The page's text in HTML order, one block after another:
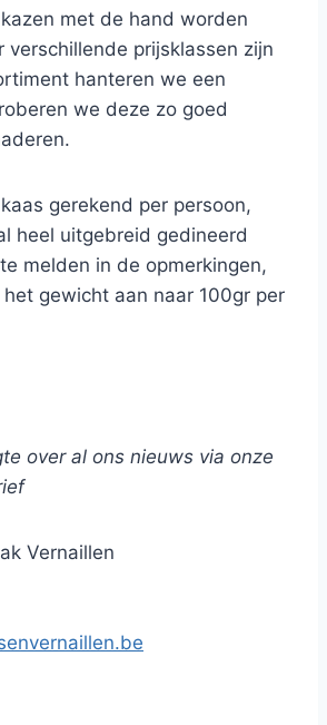
met de hand worden
verschillende prijsklassen zijn
hanteren we een
we deze zo goed
gerekend per persoon,
heel uitgebreid gedineerd
melden in de opmerkingen,
gewicht aan naar 100gr per
over al ons nieuws via onze
Vernaillen